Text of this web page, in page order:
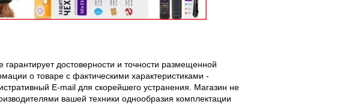
достоверности и точности размещенной
о товаре с фактическими характеристиками -
E-mail для скорейшего устранения. Магазин не
вашей техники однообразия комплектации